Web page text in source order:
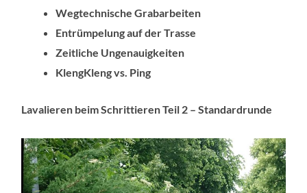
Wegtechnische Grabarbeiten
Entrümpelung auf der Trasse
Zeitliche Ungenauigkeiten
KlengKleng vs. Ping
Lavalieren beim Schrittieren Teil 2 – Standardrunde